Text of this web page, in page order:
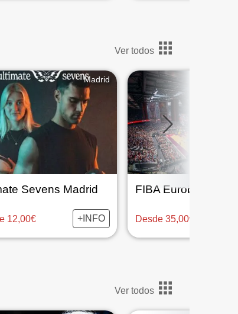
Ver todos
Madrid
Sevens Madrid
12,00€ +INFO
FIBA Eurobasket
Desde 35,00€
Ver todos